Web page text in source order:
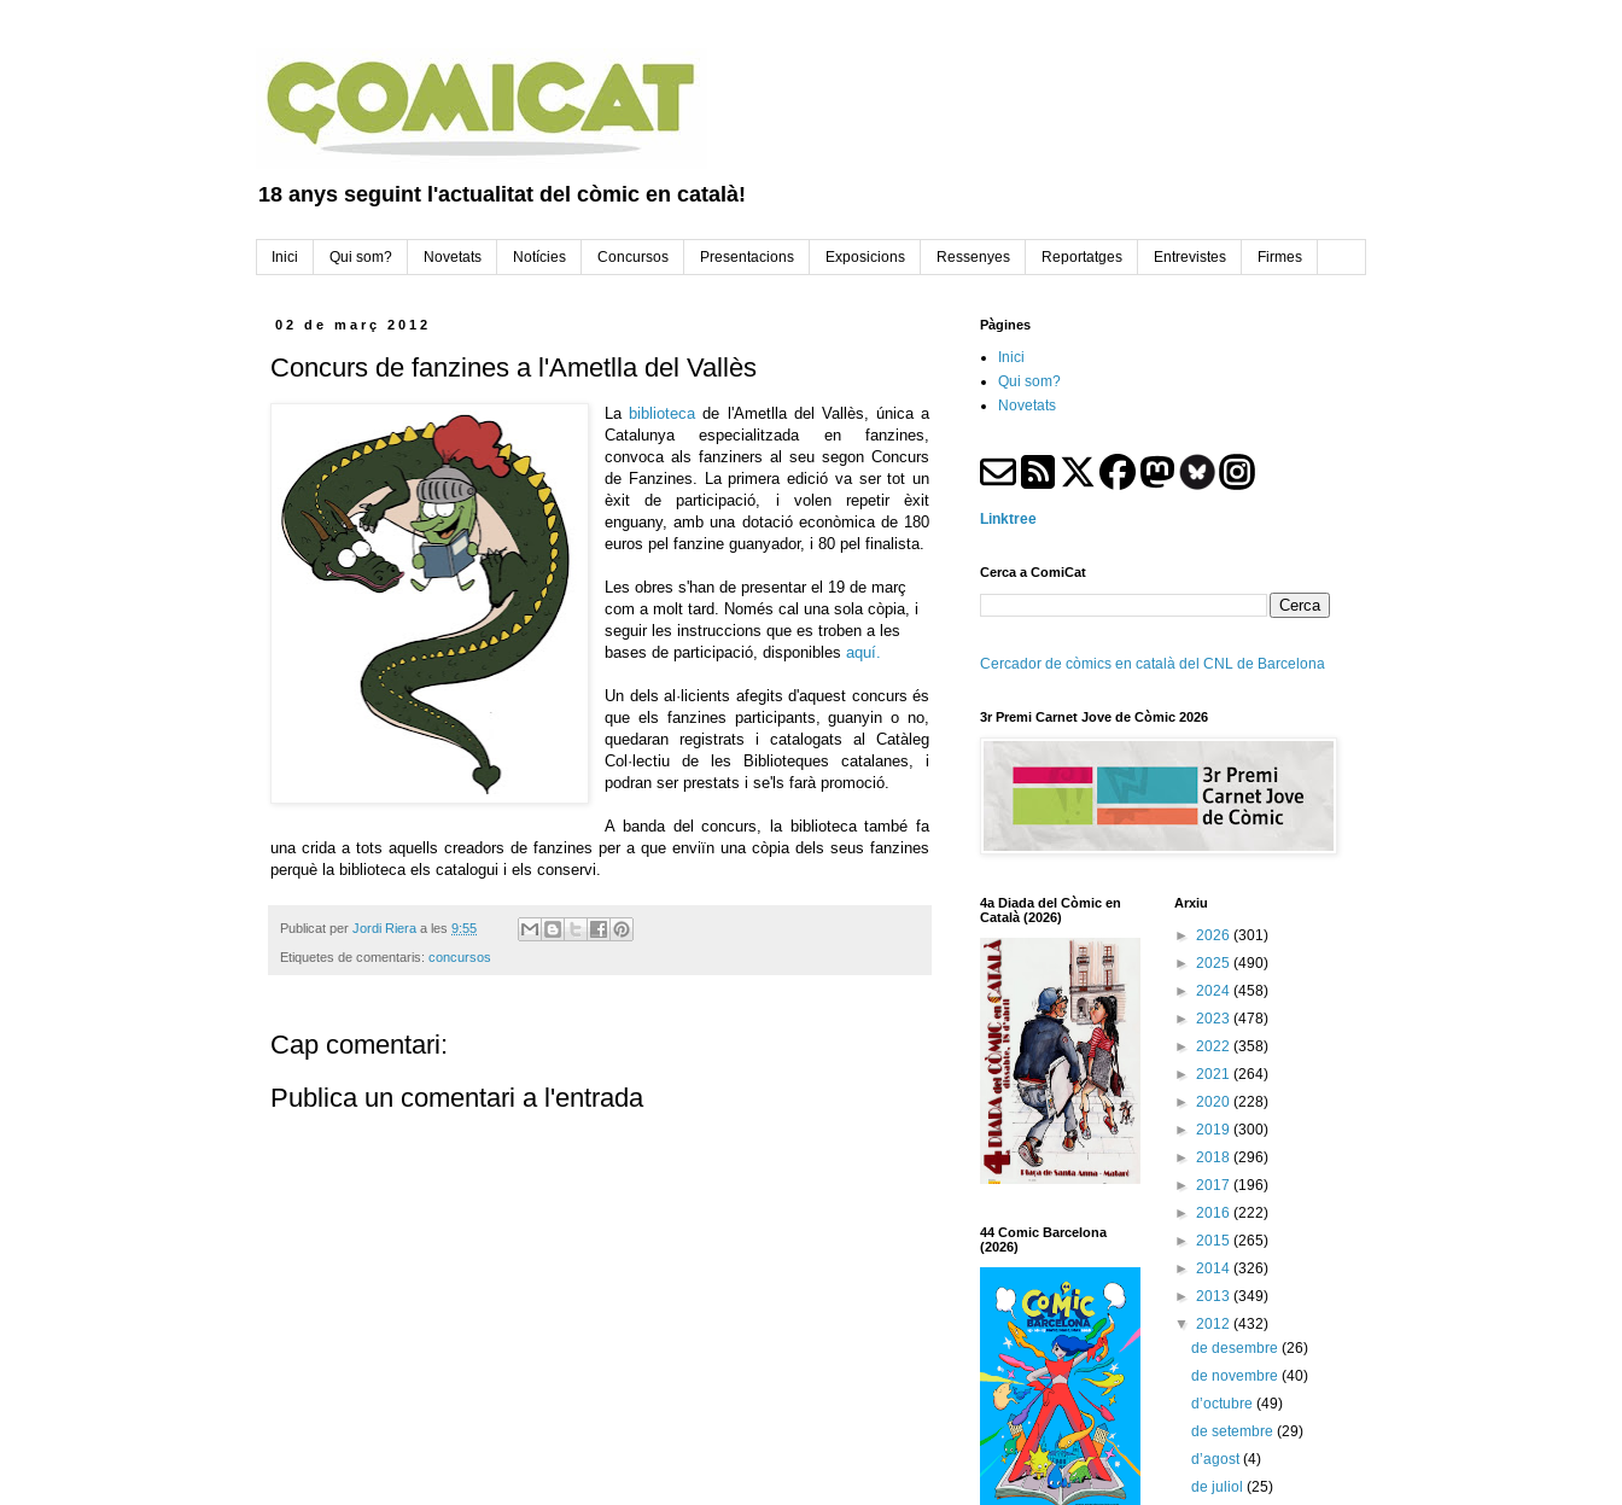
18 anys seguint l'actualitat del còmic en català!
Inici Qui som? Novetats Notícies Concursos Presentacions Exposicions Ressenyes Reportatges Entrevistes Firmes
02 de març 2012
Concurs de fanzines a l'Ametlla del Vallès
La bibliotecade l'Ametlla del Vallès, única a
Catalunya especialitzada en fanzines,
convoca als fanziners al seu segon Concurs
de Fanzines. La primera edició va ser tot un
èxit de participació, i volen repetir èxit
enguany, amb una dotació econòmica de 180
euros pel fanzine guanyador, i 80 pel finalista.
Les obres s'han de presentar el 19 de març
com a molt tard. Només cal una sola còpia, i
seguir les instruccions que es troben a les
bases de participació, disponiblesaquí.
Un dels al·licients afegits d'aquest concurs és
que els fanzines participants, guanyin o no,
quedaran registrats i catalogats al Catàleg
Col·lectiu de les Biblioteques catalanes, i
podran ser prestats i se'ls farà promoció.
A banda del concurs, la biblioteca també fa
una crida a tots aquells creadors de fanzines per a que enviïn una còpia dels seus fanzines
perquè la biblioteca els catalogui i els conservi.
Publicat per Jordi Riera a les 9:55
Etiquetes de comentaris: concursos
Cap comentari:
Publica un comentari a l'entrada
Pàgines
Inici
Qui som?
Novetats
Linktree
Cerca a ComiCat
Cercador de còmics en català del CNL de Barcelona
3r Premi Carnet Jove de Còmic 2026
4a Diada del Còmic en
Català (2026)
44 Comic Barcelona
(2026)
Arxiu
► 2026 (301)
► 2025 (490)
► 2024 (458)
► 2023 (478)
► 2022 (358)
► 2021 (264)
► 2020 (228)
► 2019 (300)
► 2018 (296)
► 2017 (196)
► 2016 (222)
► 2015 (265)
► 2014 (326)
► 2013 (349)
▼ 2012 (432)
de desembre(26)
de novembre(40)
d’octubre(49)
de setembre(29)
d’agost(4)
de juliol(25)